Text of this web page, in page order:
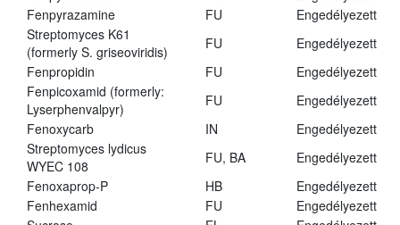
Fenpyrazamine
FU
Engedélyezett
Streptomyces K61
(formerly S. griseoviridis)
FU
Engedélyezett
Fenpropidin
FU
Engedélyezett
Fenpicoxamid (formerly:
Lyserphenvalpyr)
FU
Engedélyezett
Fenoxycarb
IN
Engedélyezett
Streptomyces lydicus
WYEC 108
FU, BA
Engedélyezett
Fenoxaprop-P
HB
Engedélyezett
Fenhexamid
FU
Engedélyezett